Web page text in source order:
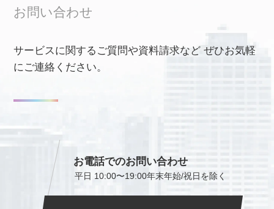
お問い合わせ
サービスに関するご質問や資料請求などぜひお気軽
にご連絡ください。
お電話でのお問い合わせ
平日 10:00〜19:00年末年始/祝日を除く